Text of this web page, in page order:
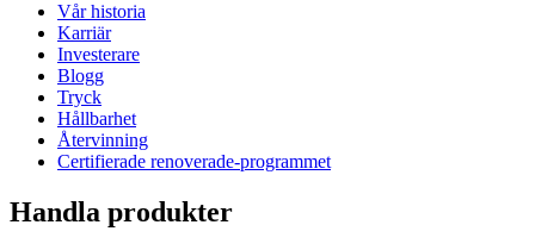
Vår historia
Karriär
Investerare
Blogg
Tryck
Hållbarhet
Återvinning
Certifierade renoverade-programmet
Handla produkter